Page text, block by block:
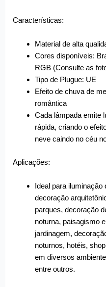
Características:
Material de alta
Cores disponíveis:
RGB (Consulte as
Tipo de Plugue: UE
Efeito de chuva de
romântica
Cada lâmpada emite
rápida, criando o
neve caindo no céu
Aplicações:
Ideal para iluminação
decoração
parques, decoração
noturna, paisagismo
jardinagem,
noturnos, hotéis,
em diversos
entre outros.